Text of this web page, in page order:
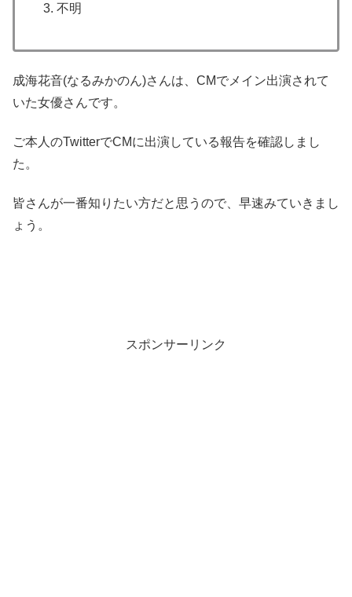
不明
成海花音(なるみかのん)さんは、CMでメイン出演されて
いた女優さんです。
ご本人のTwitterでCMに出演している報告を確認しまし
た。
皆さんが一番知りたい方だと思うので、早速みていきまし
ょう。
スポンサーリンク